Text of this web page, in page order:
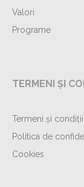
Valori
Programe
TERMENI ȘI
Termeni și condiții
Politica de
Cookies